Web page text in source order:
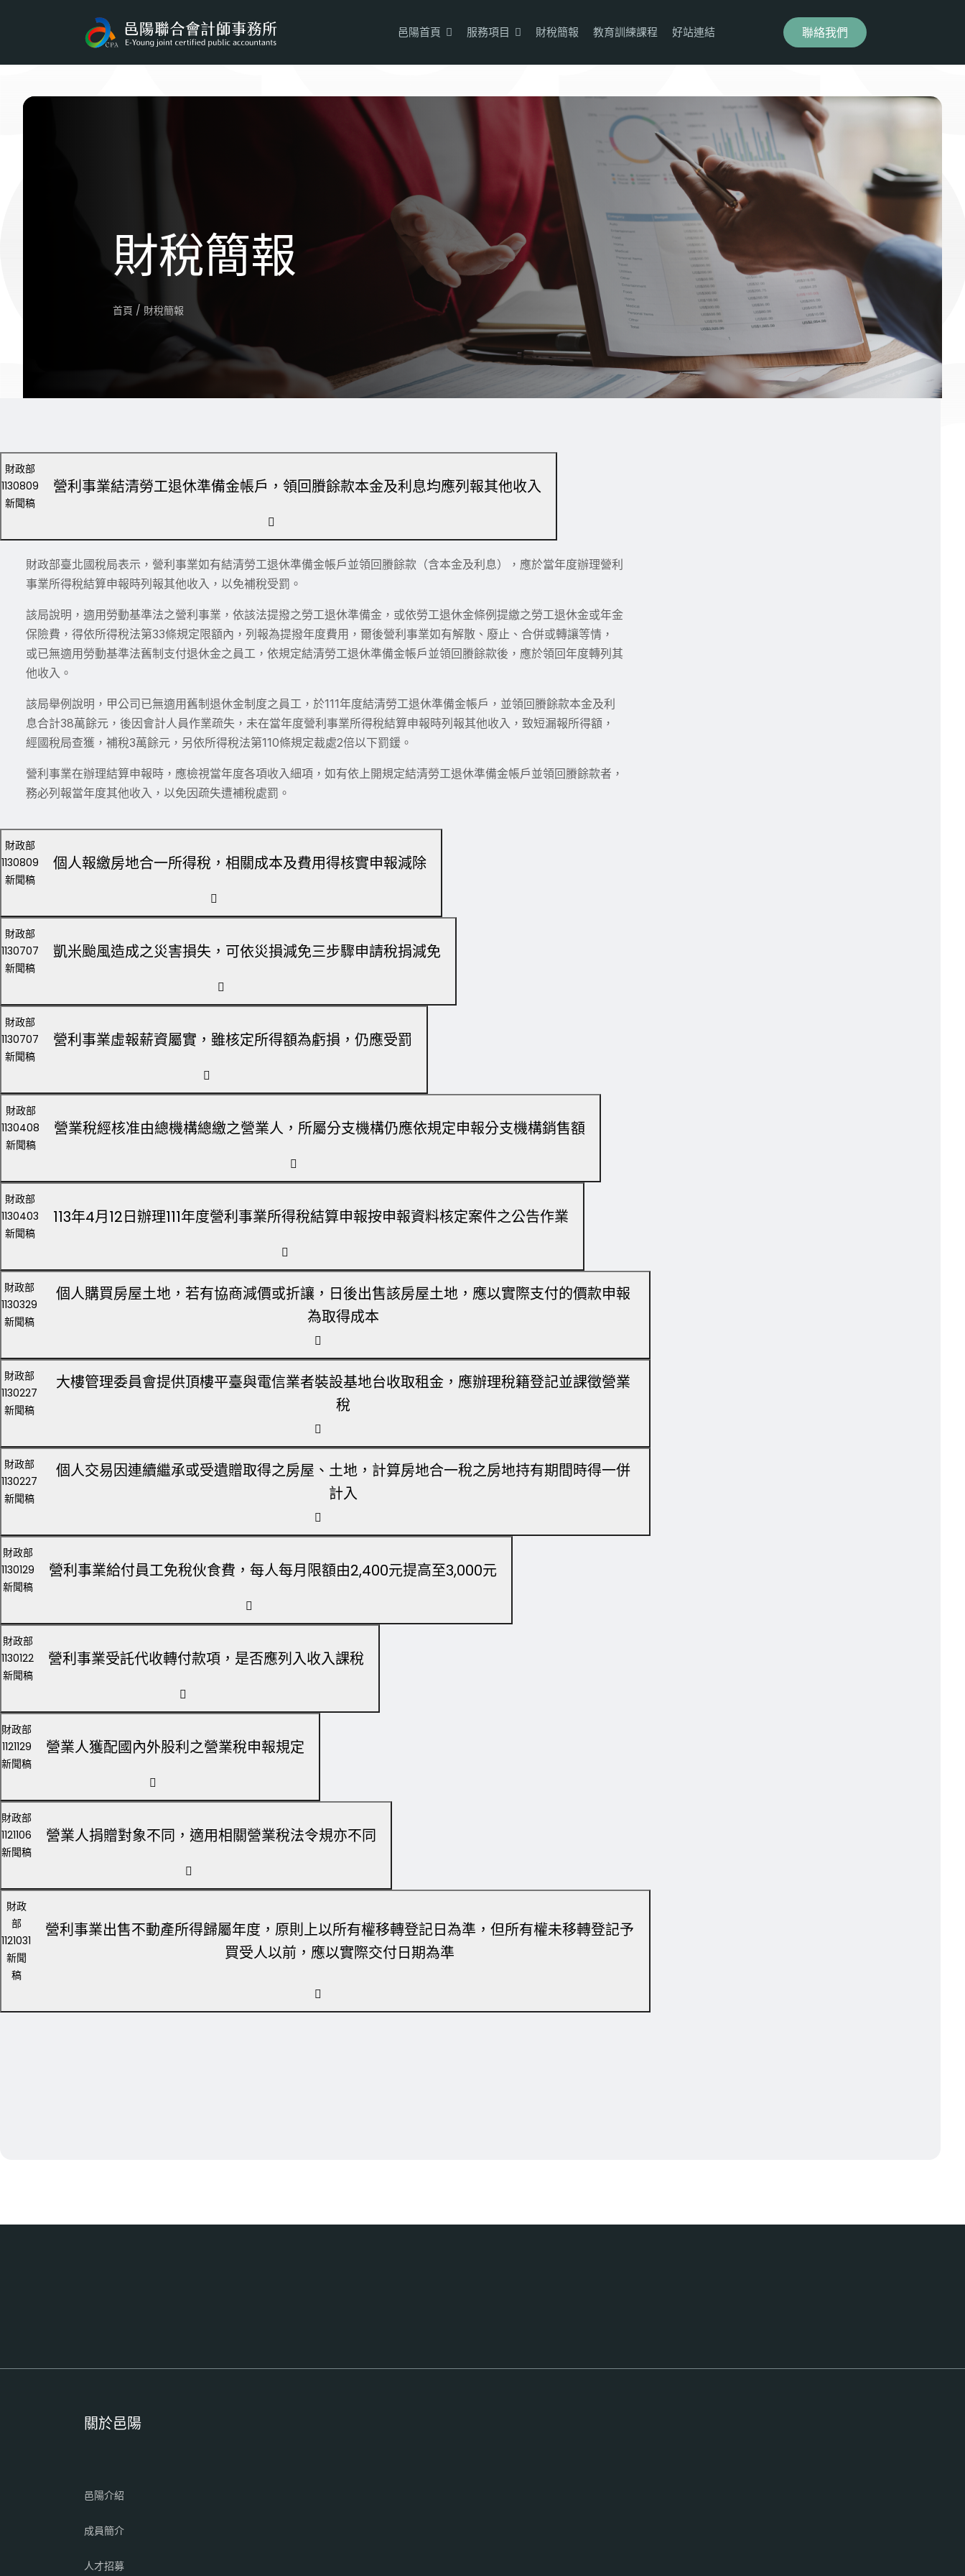
邑陽首頁 服務項目 財稅簡報 教育訓練課程 好站連結 聯絡我們
財稅簡報
首頁 / 財稅簡報
財政部
1130809
新聞稿
營利事業結清勞工退休準備金帳戶，領回賸餘款本金及利息均應列報其他收入
財政部臺北國稅局表示，營利事業如有結清勞工退休準備金帳戶並領回賸餘款（含本金及利息），應於當年度辦理營利
事業所得稅結算申報時列報其他收入，以免補稅受罰。
該局說明，適用勞動基準法之營利事業，依該法提撥之勞工退休準備金，或依勞工退休金條例提繳之勞工退休金或年金
保險費，得依所得稅法第33條規定限額內，列報為提撥年度費用，爾後營利事業如有解散、廢止、合併或轉讓等情，
或已無適用勞動基準法舊制支付退休金之員工，依規定結清勞工退休準備金帳戶並領回賸餘款後，應於領回年度轉列其
他收入。
該局舉例說明，甲公司已無適用舊制退休金制度之員工，於111年度結清勞工退休準備金帳戶，並領回賸餘款本金及利
息合計38萬餘元，後因會計人員作業疏失，未在當年度營利事業所得稅結算申報時列報其他收入，致短漏報所得額，
經國稅局查獲，補稅3萬餘元，另依所得稅法第110條規定裁處2倍以下罰鍰。
營利事業在辦理結算申報時，應檢視當年度各項收入細項，如有依上開規定結清勞工退休準備金帳戶並領回賸餘款者，
務必列報當年度其他收入，以免因疏失遭補稅處罰。
財政部
1130809
新聞稿
個人報繳房地合一所得稅，相關成本及費用得核實申報減除
財政部
1130707
新聞稿
凱米颱風造成之災害損失，可依災損減免三步驟申請稅捐減免
財政部
1130707
新聞稿
營利事業虛報薪資屬實，雖核定所得額為虧損，仍應受罰
財政部
1130408
新聞稿
營業稅經核准由總機構總繳之營業人，所屬分支機構仍應依規定申報分支機構銷售額
財政部
1130403
新聞稿
113年4月12日辦理111年度營利事業所得稅結算申報按申報資料核定案件之公告作業
財政部
1130329
新聞稿
個人購買房屋土地，若有協商減價或折讓，日後出售該房屋土地，應以實際支付的價款申報
為取得成本
財政部
1130227
新聞稿
大樓管理委員會提供頂樓平臺與電信業者裝設基地台收取租金，應辦理稅籍登記並課徵營業
稅
財政部
1130227
新聞稿
個人交易因連續繼承或受遺贈取得之房屋、土地，計算房地合一稅之房地持有期間時得一併
計入
財政部
1130129
新聞稿
營利事業給付員工免稅伙食費，每人每月限額由2,400元提高至3,000元
財政部
1130122
新聞稿
營利事業受託代收轉付款項，是否應列入收入課稅
財政部
1121129
新聞稿
營業人獲配國內外股利之營業稅申報規定
財政部
1121106
新聞稿
營業人捐贈對象不同，適用相關營業稅法令規亦不同
財政
部
1121031
新聞
稿
營利事業出售不動產所得歸屬年度，原則上以所有權移轉登記日為準，但所有權未移轉登記予
買受人以前，應以實際交付日期為準
關於邑陽
邑陽介紹
成員簡介
人才招募